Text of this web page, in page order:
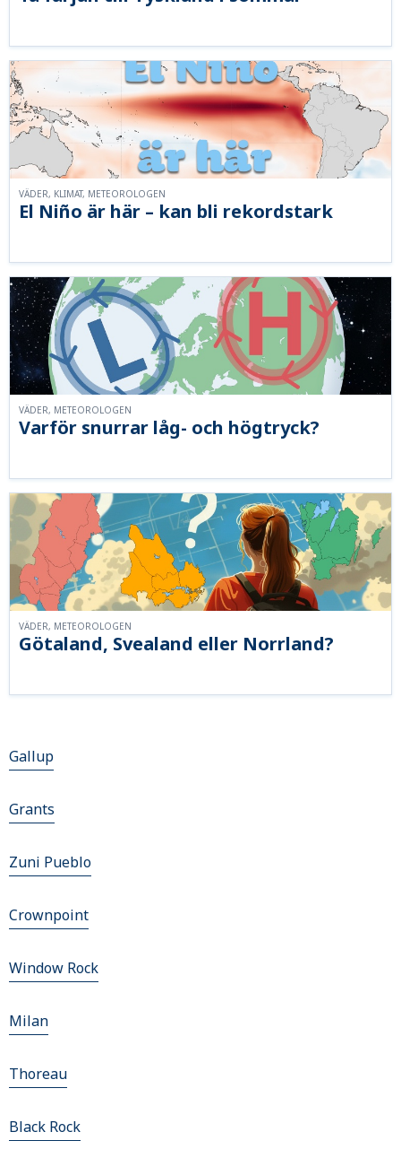
El Niño är här – kan bli rekordstark
VÄDER, KLIMAT, METEOROLOGEN
Varför snurrar låg- och högtryck?
VÄDER, METEOROLOGEN
Götaland, Svealand eller Norrland?
VÄDER, METEOROLOGEN
Gallup
Grants
Zuni Pueblo
Crownpoint
Window Rock
Milan
Thoreau
Black Rock